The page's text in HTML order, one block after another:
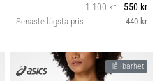
1 100 kr
550 kr
Senaste lägsta pris 440 kr
Hållbarhet